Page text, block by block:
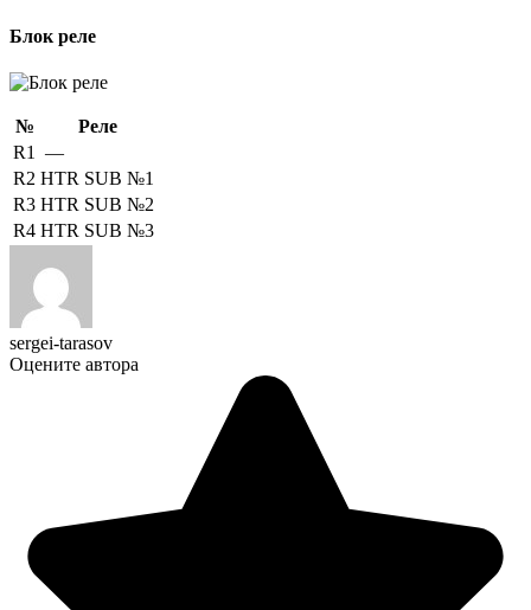
Блок реле
№
Реле
R1
—
R2 HTR SUB №1
R3 HTR SUB №2
R4 HTR SUB №3
sergei-tarasov
Оцените автора